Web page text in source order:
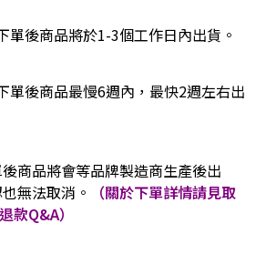
後商品將於1-3個工作日內出貨。
後商品最慢6週內，最快2週左右出
商品將會等品牌製造商生產後出
無法取消。
（關於下單詳情請見取
款Q&A）